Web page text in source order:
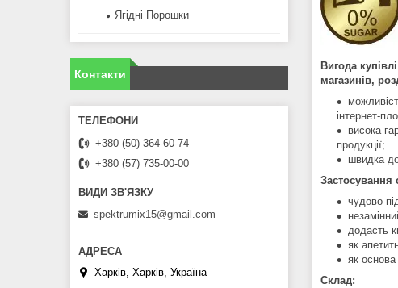
Вигода
магазинів,
інтернет-
висока
продукції;
швидка
Застосування
чудово
додасть
як
як
Склад:
Ягідні Порошки
Контакти
+380 (50) 364-60-74
+380 (57) 735-00-00
spektrumix15@gmail.com
Харків, Харків, Україна